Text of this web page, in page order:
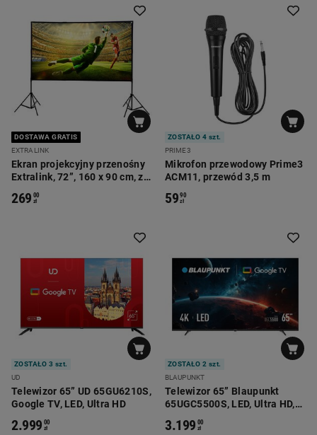
DOSTAWA GRATIS
EXTRALINK
Ekran projekcyjny przenośny
Extralink, 72”, 160 x 90 cm, ze
269 00
zł
ZOSTAŁO 4 szt.
PRIME3
Mikrofon przewodowy Prime3
ACM11, przewód 3,5 m
5990
zł
ZOSTAŁO 3 szt.
UD
Telewizor 65” UD 65GU6210S,
Google TV, LED, Ultra HD
2.999 00
zł
ZOSTAŁO 2 szt.
BLAUPUNKT
Telewizor 65” Blaupunkt
65UGC5500S, LED, Ultra HD,
3.199 00
zł